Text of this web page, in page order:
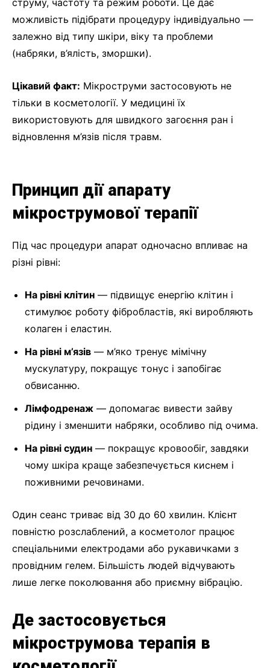
можливість підібрати процедуру індивідуально —
залежно від типу шкіри, віку та проблеми
(набряки, в’ялість, зморшки).
Цікавий факт: Мікроструми застосовують не
тільки в косметології. У медицині їх
використовують для швидкого загоєння ран і
відновлення м’язів після травм.
Принцип дії апарату
мікрострумової терапії
Під час процедури апарат одночасно впливає на
різні рівні:
На рівні клітин — підвищує енергію клітин і
стимулює роботу фібробластів, які виробляють
колаген і еластин.
На рівні м’язів — м’яко тренує мімічну
мускулатуру, покращує тонус і запобігає
обвисанню.
Лімфодренаж — допомагає вивести зайву
рідину і зменшити набряки, особливо під очима.
На рівні судин — покращує кровообіг, завдяки
чому шкіра краще забезпечується киснем і
поживними речовинами.
Один сеанс триває від 30 до 60 хвилин. Клієнт
повністю розслаблений, а косметолог працює
спеціальними електродами або рукавичками з
провідним гелем. Більшість людей відчувають
лише легке поколювання або приємну вібрацію.
Де застосовується
мікрострумова терапія в